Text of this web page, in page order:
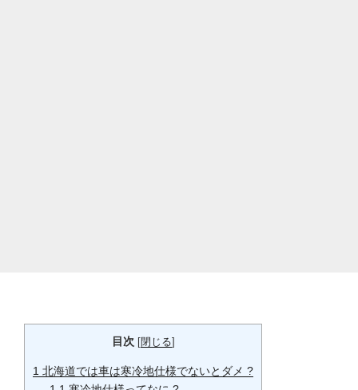
目次 [閉じる]
1 北海道では車は寒冷地仕様でないとダメ ?